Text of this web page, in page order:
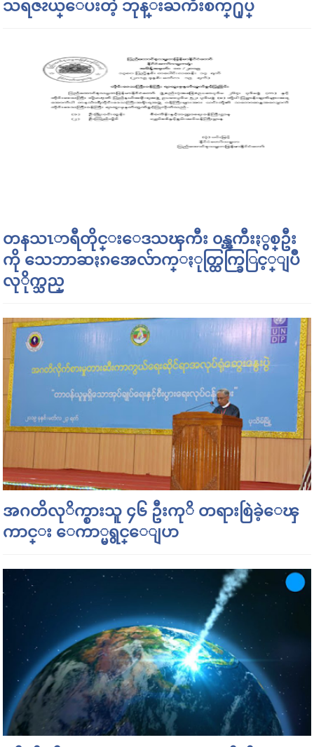
သရဇၩယ္ေပးတဲ့ ဘုန္းႀကီးစက္႐ုပ္
တနသၤာရီတိုင္းေဒသၾကီး ၀န္ၾကီးႏွစ္ဦး
ကို သေဘာဆႏၵအေလ်ာက္ႏုတ္ထြက္ခြြင့္ျပဳ
လုိုက္သည္
အဂတိလုိက္စားသူ ၄၆ ဦးကုိ တရားစြဲခဲ့ေၾ
ကာင္း ေကာ္မရွင္ေျပာ